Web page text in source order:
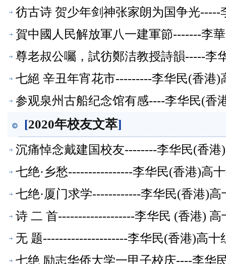
彷古诗 贺少年剑神张家朗为国争光
賀中國人民解放軍八一建軍節-------李
尊老叔公囑，試彷鄭洁教授詩韻-----李
七絕 辛丑年宵花市---------李华民(香港)
参观泉州古船纪念馆有感----李华民(香
[2020年校友文萃]
沉痛悼念戴建国校友--------李华民(香
七绝·乡愁----------------李华民(香港)高
七绝·厦门求学------------李华民(香港)
诗 二 首-------------------李华民 (香港)
无 题---------------------李华民(香港)高十
七绝 励志华侨大学一甲子校庆----李华